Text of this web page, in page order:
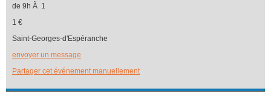
de 9h Ã 1
1 €
Saint-Georges-d'Espéranche
envoyer un message
Partager cet événement manuellement